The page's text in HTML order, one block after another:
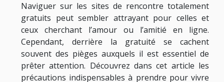
Naviguer sur les sites de rencontre totalement
gratuits peut sembler attrayant pour celles et
ceux cherchant l’amour ou l’amitié en ligne.
Cependant, derrière la gratuité se cachent
souvent des pièges auxquels il est essentiel de
prêter attention. Découvrez dans cet article les
précautions indispensables à prendre pour vivre